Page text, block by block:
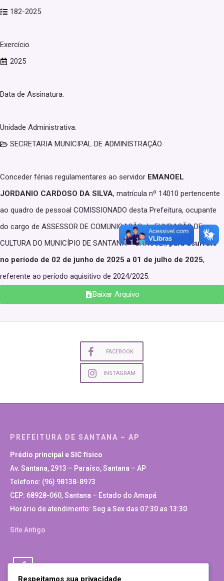
182-2025
Exercício
2025
Data de Assinatura:
Unidade Administrativa:
SECRETARIA MUNICIPAL DE ADMINISTRAÇÃO
Conceder férias regulamentares ao servidor EMANOEL
JORDANIO CARDOSO DA SILVA, matrícula nº 14010 pertencente
ao quadro de pessoal COMISSIONADO desta Prefeitura, ocupante
do cargo de ASSESSOR DE COMUNICAÇÃO da FUNDAÇÃO DE
CULTURA DO MUNICÍPIO DE SANTANA – SANCULT,para usufruto
no período de 02 de junho de 2025 a 01 de julho de 2025,
referente ao período aquisitivo de 2024/2025.
Baixar Arquivo
FACEBOOK
INSTAGRAM
PREFEITURA DE SANTANA – AP
Prédio principal e SIC físico
Av. Santana, 2913 – Paraíso, Santana – AP
Telefone: (96) 98138-8973
CEP: 68928-060, Santana – Estado do Amapá
Horário de atendimento: Seg a Sex das 07:30 as 13:30
Site Antigo
Respeitamos sua privacidade